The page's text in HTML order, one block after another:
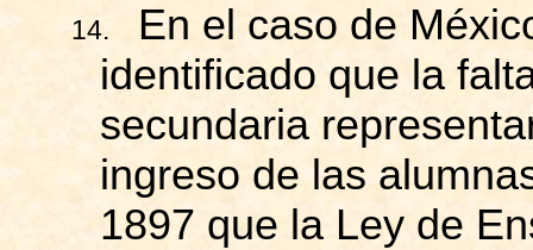
14.
En el caso de
identificado que la
secundaria
ingreso de las
1897 que la Ley de